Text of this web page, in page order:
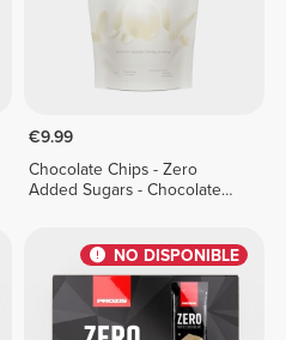
€9.99
Chocolate Chips - Zero
Added Sugars - Chocolate
NO DISPONIBLE